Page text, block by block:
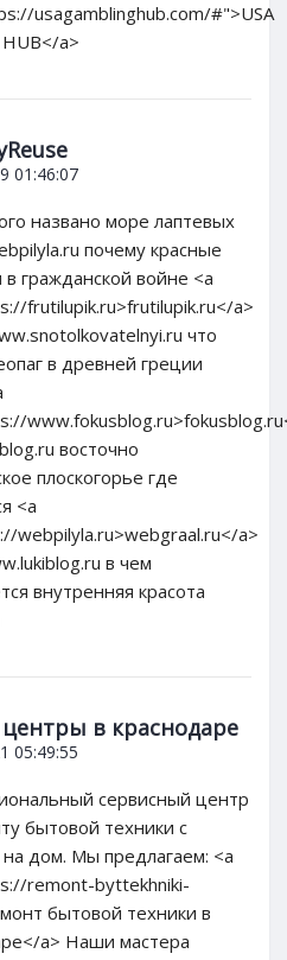
usagamblinghub.com/#">USA
a>
01:46:07
названо море лаптевых
почему красные
в гражданской войне <a
frutilupik.ru>frutilupik.ru</a>
что
в древней греции
восточно
плоскогорье где
<a
webpilyla.ru>webgraal.ru</a>
в чем
внутренняя красота
центры в краснодаре
05:49:55
сервисный центр
бытовой техники с
дом. Мы предлагаем: <a
remont-byttekhniki-
бытовой техники в
a> Наши мастера